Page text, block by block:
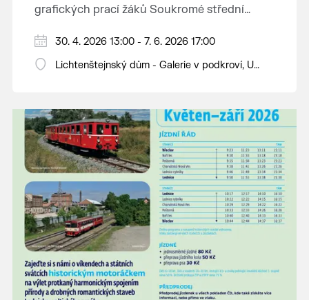
grafických prací žáků Soukromé střední
30. 4. 2026 13:00 - 7. 6. 2026 17:00
Lichtenštejnský dům - Galerie v podkroví, U